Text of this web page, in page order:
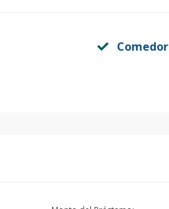
Comedor